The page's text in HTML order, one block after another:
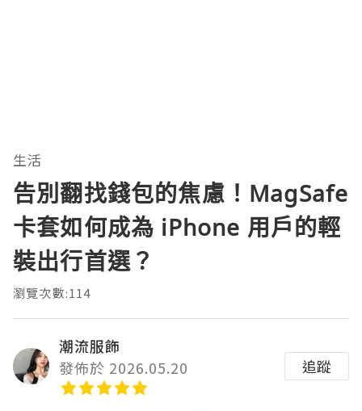
生活
告別翻找錢包的焦慮！MagSafe
卡套如何成為 iPhone 用戶的輕
裝出行首選？
瀏覽次數:114
潮流服飾
發佈於 2026.05.20
追蹤